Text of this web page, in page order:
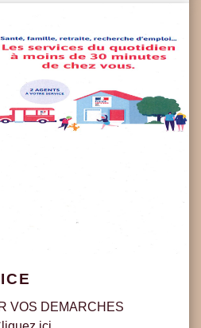
VOS DEMARCHES